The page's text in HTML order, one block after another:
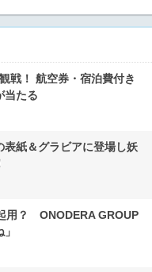
戦！ 航空券・宿泊費付き
当たる
紙＆グラビアに登場し妖
用？ ONODERA GROUP